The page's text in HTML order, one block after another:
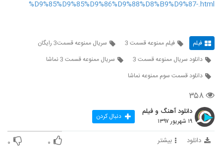
%D9%85%D9%85%D9%86%D9%88%D8%B9%D9%87-.html
فیلم فیلم ممنوعه قسمت 3
سريال ممنوعه قسمت3 رایگان
دانلود سریال ممنوعه قسمت 3
سریال ممنوعه قسمت 3 نماشا
دانلود قسمت سوم ممنوعه نماشا
۳۵۸
دانلود آهنگ و فیلم
۱۹ شهریور ۱۳۹۷ دنبال کردن
دانلود بیشتر ۰ ۰